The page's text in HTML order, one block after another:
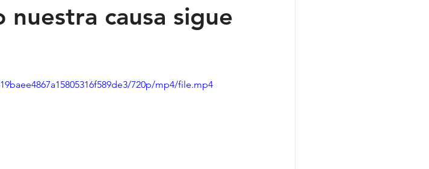
nuestra causa sigue
720p/mp4/file.mp4